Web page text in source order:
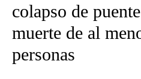
colapso de
muerte de al
personas